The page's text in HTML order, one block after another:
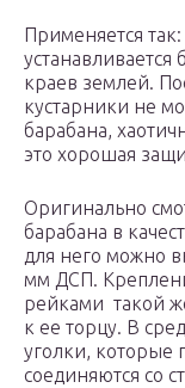
Применяется
краев землей.
кустарники не
барабана,
это хорошая
Оригинально
барабана в
для него можно
мм ДСП.
рейками такой
к ее торцу. В
уголки, которые
соединяются со